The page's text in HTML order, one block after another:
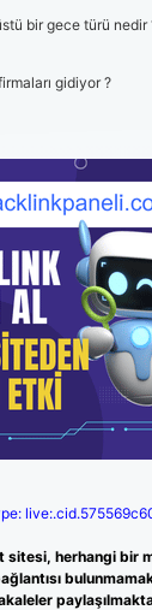
bir gece türü nedir
gidiyor ?
sitesi, herhangi bir